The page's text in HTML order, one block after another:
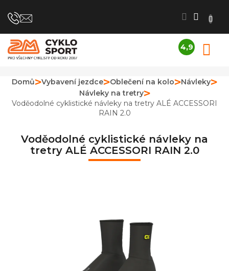
na
4,9
obchodu
je
z
Domů Vybavení jezdce Oblečení na kolo
Návleky
Návleky na tretry
Voděodolné cyklistické návleky na tretry ALÉ ACCESSORI
RAIN 2.0
Voděodolné cyklistické návleky na
tretry ALÉ ACCESSORI RAIN 2.0